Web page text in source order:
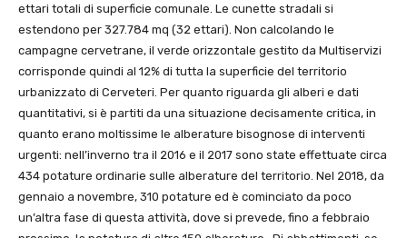
ettari totali di superficie comunale. Le cunette stradali si
estendono per 327.784 mq (32 ettari). Non calcolando le
campagne cervetrane, il verde orizzontale gestito da Multiservizi
corrisponde quindi al 12% di tutta la superficie del territorio
urbanizzato di Cerveteri. Per quanto riguarda gli alberi e dati
quantitativi, si è partiti da una situazione decisamente critica, in
quanto erano moltissime le alberature bisognose di interventi
urgenti: nell’inverno tra il 2016 e il 2017 sono state effettuate circa
434 potature ordinarie sulle alberature del territorio. Nel 2018, da
gennaio a novembre, 310 potature ed è cominciato da poco
un’altra fase di questa attività, dove si prevede, fino a febbraio